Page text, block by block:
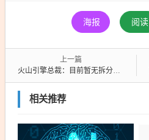
海报 阅读
上一篇
火山引擎总裁：目前暂无拆分独立上市相关计划
相关推荐